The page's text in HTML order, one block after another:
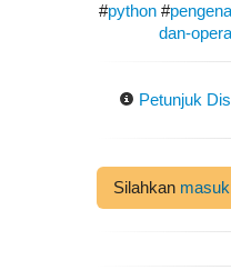
#python#
dan-
Petunjuk
Silahkan masuk